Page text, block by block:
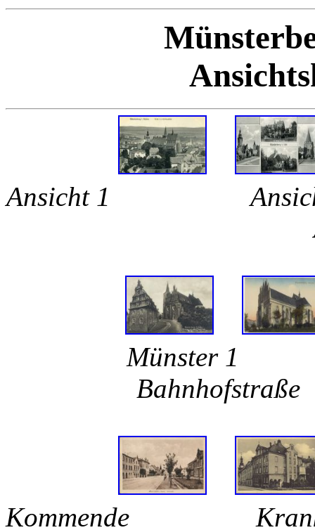
Ansicht 1
Münster
Kommende